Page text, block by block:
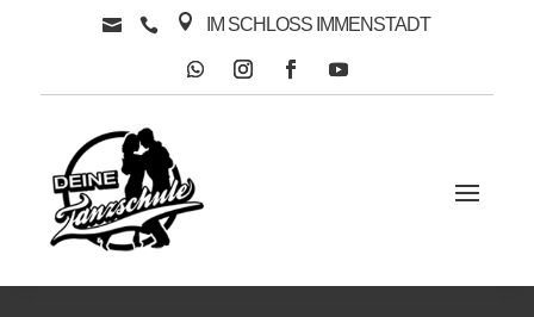
   IM SCHLOSS IMMENSTADT